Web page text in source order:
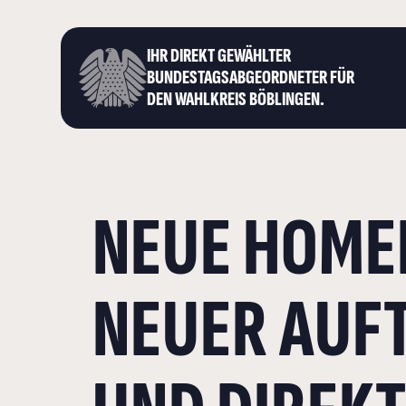
IHR DIREKT GEWÄHLTER
BUNDESTAGS­ABGEORDNETER FÜR
DEN WAHLKREIS BÖBLINGEN.
NEUE
NEUER